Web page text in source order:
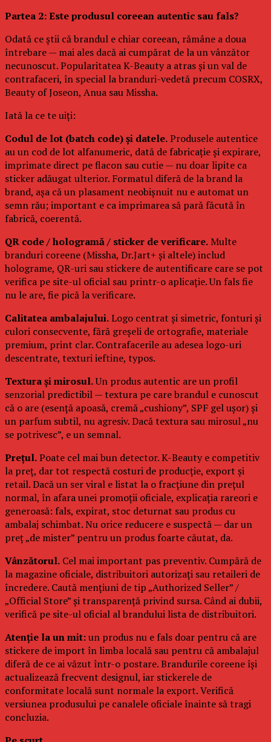
Partea 2: Este produsul coreean autentic sau fals?
Odată ce știi că brandul e chiar coreean, rămâne a doua
întrebare — mai ales dacă ai cumpărat de la un vânzător
necunoscut. Popularitatea K-Beauty a atras și un val de
contrafaceri, în special la branduri-vedetă precum COSRX,
Beauty of Joseon, Anua sau Missha.
Iată la ce te uiți:
Codul de lot (batch code) și datele.Produsele autentice
au un cod de lot alfanumeric, dată de fabricație și expirare,
imprimate direct pe flacon sau cutie — nu doar lipite ca
sticker adăugat ulterior. Formatul diferă de la brand la
brand, așa că un plasament neobișnuit nu e automat un
semn rău; important e ca imprimarea să pară făcută în
fabrică, coerentă.
QR code / hologramă / sticker de verificare.Multe
branduri coreene (Missha, Dr.Jart+ și altele) includ
holograme, QR-uri sau stickere de autentificare care se pot
verifica pe site-ul oficial sau printr-o aplicație. Un fals fie
nu le are, fie pică la verificare.
Calitatea ambalajului.Logo centrat și simetric, fonturi și
culori consecvente, fără greșeli de ortografie, materiale
premium, print clar. Contrafacerile au adesea logo-uri
descentrate, texturi ieftine, typos.
Textura și mirosul.Un produs autentic are un profil
senzorial predictibil — textura pe care brandul e cunoscut
că o are (esență apoasă, cremă „cushiony”, SPF gel ușor) și
un parfum subtil, nu agresiv. Dacă textura sau mirosul „nu
se potrivesc”, e un semnal.
Prețul.Poate cel mai bun detector. K-Beauty e competitiv
la preț, dar tot respectă costuri de producție, export și
retail. Dacă un ser viral e listat la o fracțiune din prețul
normal, în afara unei promoții oficiale, explicația rareori e
generoasă: fals, expirat, stoc deturnat sau produs cu
ambalaj schimbat. Nu orice reducere e suspectă — dar un
preț „de mister” pentru un produs foarte căutat, da.
Vânzătorul. Cel mai important pas preventiv. Cumpără de
la magazine oficiale, distribuitori autorizați sau retaileri de
încredere. Caută mențiuni de tip „Authorized Seller” /
„Official Store” și transparență privind sursa. Când ai dubii,
verifică pe site-ul oficial al brandului lista de distribuitori.
Atenție la un mit:un produs nu e fals doar pentru că are
stickere de import în limba locală sau pentru că ambalajul
diferă de ce ai văzut într-o postare. Brandurile coreene își
actualizează frecvent designul, iar stickerele de
conformitate locală sunt normale la export. Verifică
versiunea produsului pe canalele oficiale înainte să tragi
concluzia.